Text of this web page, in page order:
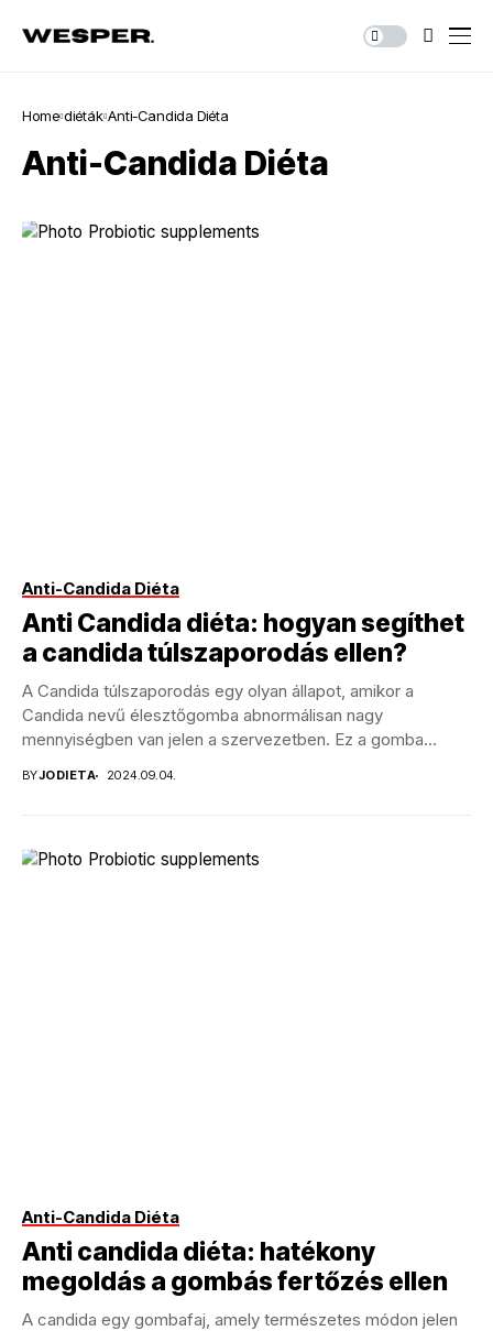
Home diéták Anti-Candida Diéta
Anti-Candida Diéta
Anti-Candida Diéta
Anti Candida diéta: hogyan segíthet
a candida túlszaporodás ellen?
A Candida túlszaporodás egy olyan állapot, amikor a
Candida nevű élesztőgomba abnormálisan nagy
mennyiségben van jelen a szervezetben. Ez a gomba
BYJODIETA 2024.09.04.
Anti-Candida Diéta
Anti candida diéta: hatékony
megoldás a gombás fertőzés ellen
A candida egy gombafaj, amely természetes módon jelen